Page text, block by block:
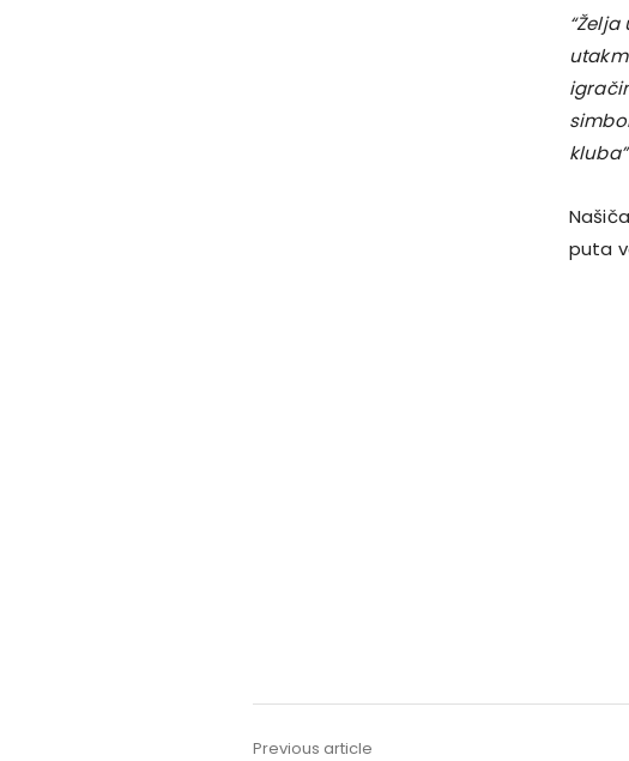
kluba”
puta
Previous article